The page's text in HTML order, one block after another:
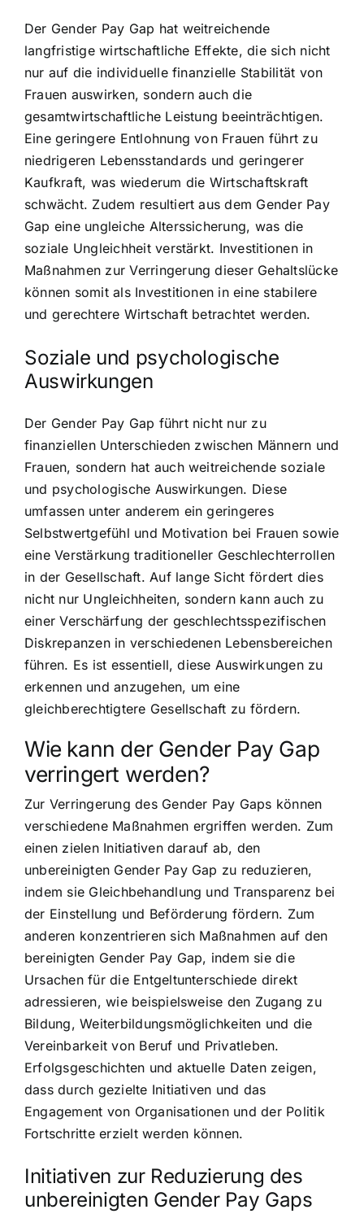
Der Gender Pay Gap hat weitreichende
langfristige wirtschaftliche Effekte, die sich nicht
nur auf die individuelle finanzielle Stabilität von
Frauen auswirken, sondern auch die
gesamtwirtschaftliche Leistung beeinträchtigen.
Eine geringere Entlohnung von Frauen führt zu
niedrigeren Lebensstandards und geringerer
Kaufkraft, was wiederum die Wirtschaftskraft
schwächt. Zudem resultiert aus dem Gender Pay
Gap eine ungleiche Alterssicherung, was die
soziale Ungleichheit verstärkt. Investitionen in
Maßnahmen zur Verringerung dieser Gehaltslücke
können somit als Investitionen in eine stabilere
und gerechtere Wirtschaft betrachtet werden.
Soziale und psychologische
Auswirkungen
Der Gender Pay Gap führt nicht nur zu
finanziellen Unterschieden zwischen Männern und
Frauen, sondern hat auch weitreichende soziale
und psychologische Auswirkungen. Diese
umfassen unter anderem ein geringeres
Selbstwertgefühl und Motivation bei Frauen sowie
eine Verstärkung traditioneller Geschlechterrollen
in der Gesellschaft. Auf lange Sicht fördert dies
nicht nur Ungleichheiten, sondern kann auch zu
einer Verschärfung der geschlechtsspezifischen
Diskrepanzen in verschiedenen Lebensbereichen
führen. Es ist essentiell, diese Auswirkungen zu
erkennen und anzugehen, um eine
gleichberechtigtere Gesellschaft zu fördern.
Wie kann der Gender Pay Gap
verringert werden?
Zur Verringerung des Gender Pay Gaps können
verschiedene Maßnahmen ergriffen werden. Zum
einen zielen Initiativen darauf ab, den
unbereinigten Gender Pay Gap zu reduzieren,
indem sie Gleichbehandlung und Transparenz bei
der Einstellung und Beförderung fördern. Zum
anderen konzentrieren sich Maßnahmen auf den
bereinigten Gender Pay Gap, indem sie die
Ursachen für die Entgeltunterschiede direkt
adressieren, wie beispielsweise den Zugang zu
Bildung, Weiterbildungsmöglichkeiten und die
Vereinbarkeit von Beruf und Privatleben.
Erfolgsgeschichten und aktuelle Daten zeigen,
dass durch gezielte Initiativen und das
Engagement von Organisationen und der Politik
Fortschritte erzielt werden können.
Initiativen zur Reduzierung des
unbereinigten Gender Pay Gaps